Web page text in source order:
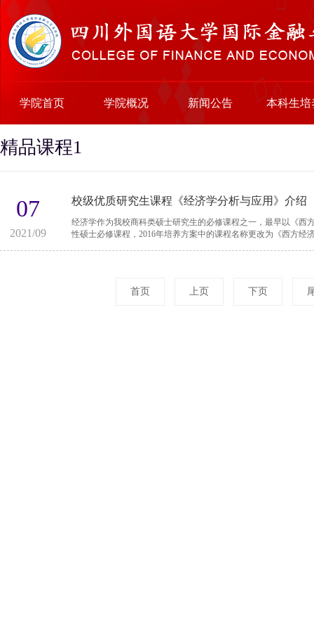
学院首页 学院概况 新闻公告 本科生培
精品课程1
07
2021/09
校级优质研究生课程《经济学分析与应用》介绍
经济学作为我校商科类硕士研究生的必修课程之一，最早以《西
性硕士必修课程，2016年培养方案中的课程名称更改为《西方经
首页 上页 下页